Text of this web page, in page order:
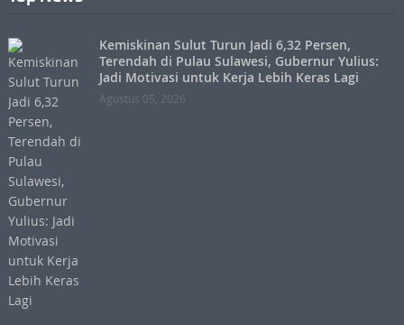
Kemiskinan Sulut Turun Jadi 6,32 Persen,
Terendah di Pulau Sulawesi, Gubernur Yulius:
Jadi Motivasi untuk Kerja Lebih Keras Lagi
Agustus 05, 2026